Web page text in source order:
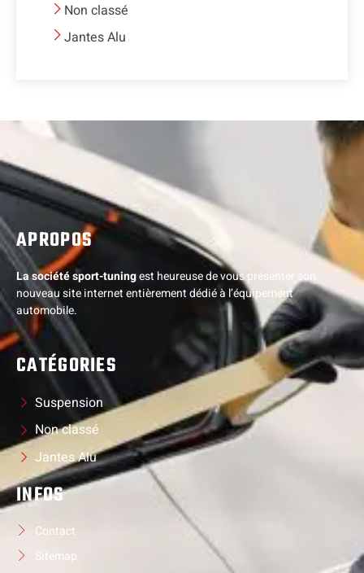
Non classé
Jantes Alu
APROPOS
La société sport-tuningest heureuse de vous présenter son
nouveau site internet entièrement dédié à l’équipement
automobile.
CATÉGORIES
Suspension
Non classé
Jantes Alu
INFOS
Contact
Sitemap